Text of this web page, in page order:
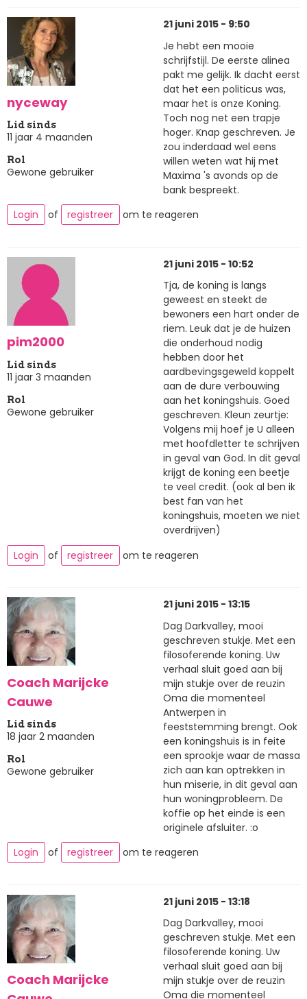
nyceway
Lid sinds
11 jaar 4 maanden
Rol
Gewone gebruiker
21 juni 2015 - 9:50
Je hebt een mooie
schrijfstijl. De eerste alinea
pakt me gelijk. Ik dacht eerst
dat het een politicus was,
maar het is onze Koning.
Toch nog net een trapje
hoger. Knap geschreven. Je
zou inderdaad wel eens
willen weten wat hij met
Maxima 's avonds op de
bank bespreekt.
Login
of registreer om te reageren
pim2000
Lid sinds
11 jaar 3 maanden
Rol
Gewone gebruiker
21 juni 2015 - 10:52
Tja, de koning is langs
geweest en steekt de
bewoners een hart onder de
riem. Leuk dat je de huizen
die onderhoud nodig
hebben door het
aardbevingsgeweld koppelt
aan de dure verbouwing
aan het koningshuis. Goed
geschreven. Kleun zeurtje:
Volgens mij hoef je U alleen
met hoofdletter te schrijven
in geval van God. In dit geval
krijgt de koning een beetje
te veel credit. (ook al ben ik
best fan van het
koningshuis, moeten we niet
overdrijven)
Login
of registreer om te reageren
Coach Marijcke
Cauwe
Lid sinds
18 jaar 2 maanden
Rol
Gewone gebruiker
21 juni 2015 - 13:15
Dag Darkvalley, mooi
geschreven stukje. Met een
filosoferende koning. Uw
verhaal sluit goed aan bij
mijn stukje over de reuzin
Oma die momenteel
Antwerpen in
feeststemming brengt. Ook
een koningshuis is in feite
een sprookje waar de massa
zich aan kan optrekken in
hun miserie, in dit geval aan
hun woningprobleem. De
koffie op het einde is een
originele afsluiter. :o
Login
of registreer om te reageren
Coach Marijcke
21 juni 2015 - 13:18
Dag Darkvalley, mooi
geschreven stukje. Met een
filosoferende koning. Uw
verhaal sluit goed aan bij
mijn stukje over de reuzin
Oma die momenteel